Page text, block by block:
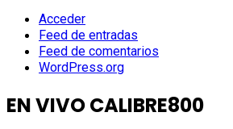
Acceder
Feed de entradas
Feed de comentarios
WordPress.org
EN VIVO CALIBRE800